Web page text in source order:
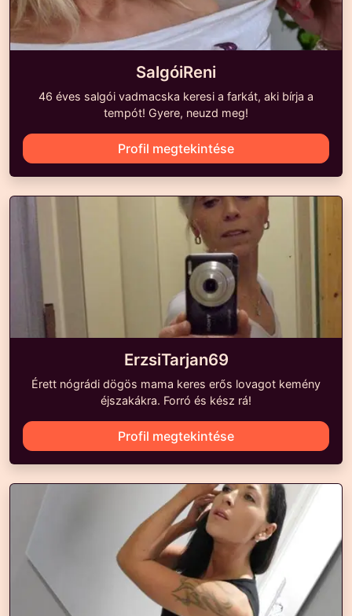
SalgóiReni
46 éves salgói vadmacska keresi a farkát, aki bírja a
tempót! Gyere, neuzd meg!
Profil megtekintése
ErzsiTarjan69
Érett nógrádi dögös mama keres erős lovagot kemény
éjszakákra. Forró és kész rá!
Profil megtekintése